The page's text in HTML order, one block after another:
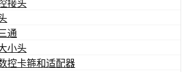
接头
通
小头
控卡箍和适配器